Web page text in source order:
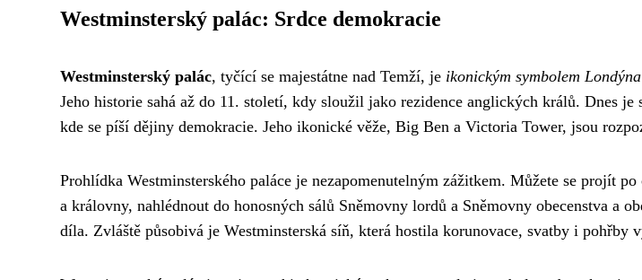
Westminsterský palác: Srdce demokracie
Westminsterský palác, tyčící se majestátne nad Temží, je ikonickým symbolem
Jeho historie sahá až do 11. století, kdy sloužil jako rezidence anglických králů. Dnes je
kde se píší dějiny demokracie. Jeho ikonické věže, Big Ben a Victoria Tower, jsou
Prohlídka Westminsterského paláce je nezapomenutelným zážitkem. Můžete se projít
a královny, nahlédnout do honosných sálů Sněmovny lordů a Sněmovny obecenstva a
díla. Zvláště působivá je Westminsterská síň, která hostila korunovace, svatby i pohřby